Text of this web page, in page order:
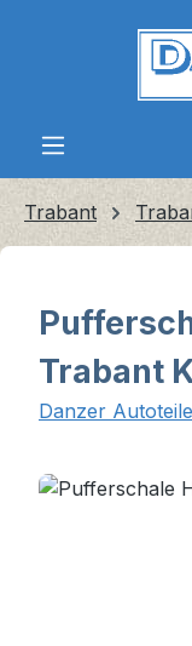
Zum Hauptinhalt
Trabant
Trabant
Danzer Autoteile
Bildergalerie